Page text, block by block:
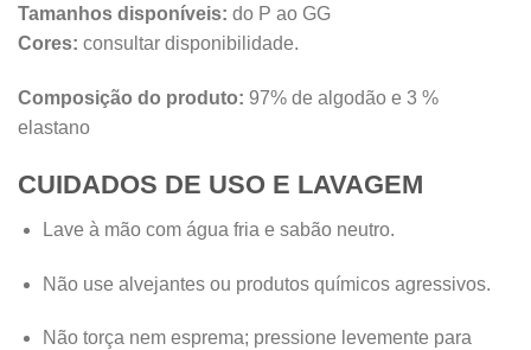
Tamanhos disponíveis: do P ao GG
Cores: consultar disponibilidade.
Composição do produto: 97% de algodão e 3 %
elastano
CUIDADOS DE USO E LAVAGEM
Lave à mão com água fria e sabão neutro.
Não use alvejantes ou produtos químicos agressivos.
Não torça nem esprema; pressione levemente para